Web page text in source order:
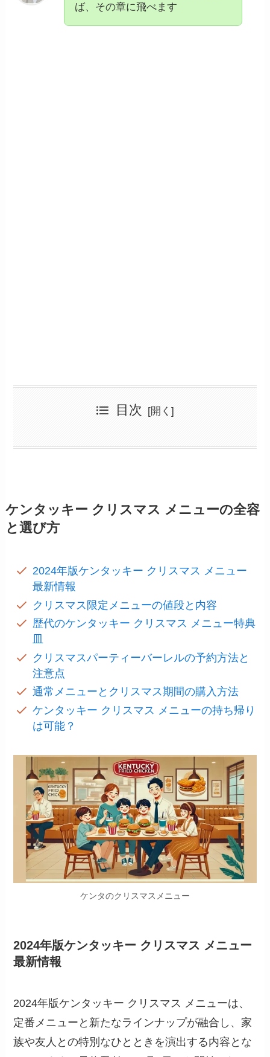
ば、その章に飛べます
目次
2024年ケンタッキー クリスマス メニューの注目商品
通常メニューの販売状況を事前にチェック
2024年ケンタッキークリスマスメニューの全容と注目ポイント
ケンタッキー クリスマス メニューの全容
と選び方
2024年版ケンタッキー クリスマス メニュー
最新情報
クリスマス限定メニューの値段と内容
歴代のケンタッキー クリスマス メニュー特典
クリスマスパーティーバーレルの予約方法と
注意点
通常メニューとクリスマス期間の購入方法
ケンタッキー クリスマス メニューの持ち帰り
は可能？
ケンタのクリスマスメニュー
2024年版ケンタッキー クリスマス メニュー
最新情報
2024年版ケンタッキー クリスマス メニューは、
定番メニューと新たなラインナップが融合し、家
族や友人との特別なひとときを演出する内容とな